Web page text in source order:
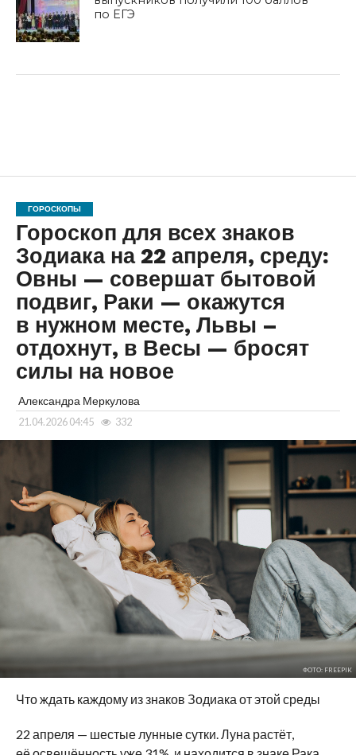
по ЕГЭ
ГОРОСКОПЫ
Гороскоп для всех знаков
Зодиака на 22 апреля, среду:
Овны — совершат бытовой
подвиг, Раки — окажутся
в нужном месте, Львы –
отдохнут, в Весы — бросят
силы на новое
Александра Меркулова
21.04.2026 04:45 332
ФОТО: FREEPIK
Что ждать каждому из знаков Зодиака от этой среды
22 апреля — шестые лунные сутки. Луна растёт,